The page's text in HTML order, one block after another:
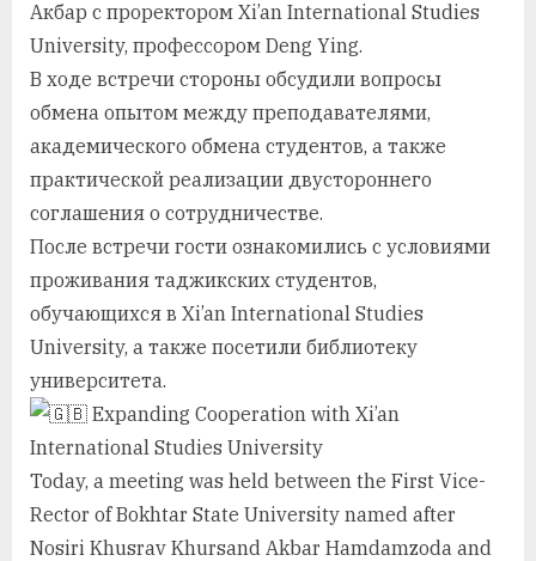
Акбар с проректором Xi’an International Studies
University, профессором Deng Ying.
В ходе встречи стороны обсудили вопросы
обмена опытом между преподавателями,
академического обмена студентов, а также
практической реализации двустороннего
соглашения о сотрудничестве.
После встречи гости ознакомились с условиями
проживания таджикских студентов,
обучающихся в Xi’an International Studies
University, а также посетили библиотеку
университета.
Expanding Cooperation with Xi’an
International Studies University
Today, a meeting was held between the First Vice-
Rector of Bokhtar State University named after
Nosiri Khusrav Khur­sand Akbar Hamdamzoda and